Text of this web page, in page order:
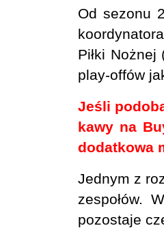
Od sezonu
Piłki
play-offów
Jeśli
kawy na
dodatkowa
Jednym z
zespołów.
pozostaje